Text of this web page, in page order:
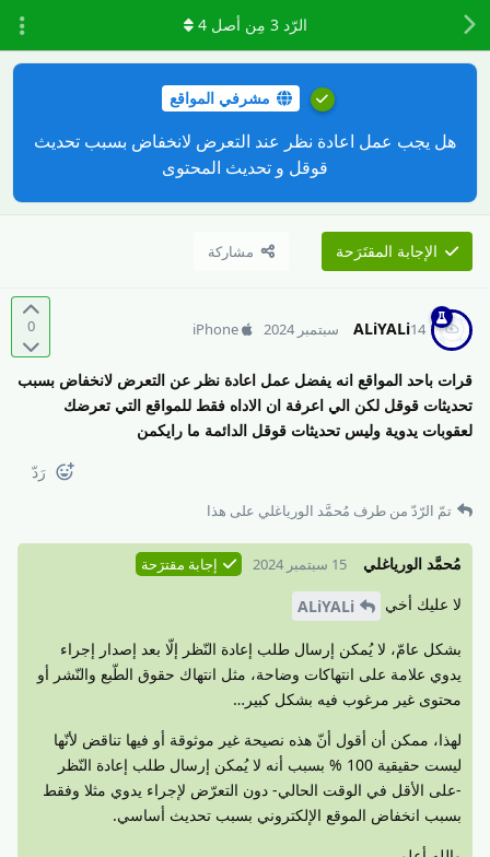
مشرفي المواقع
هل يجب عمل اعادة نظر عند التعرض لانخفاض بسبب تحديث
قوقل و تحديث المحتوى
الإجابة المقتَرَحة مشاركة
الرّد3 مِن أصل4
0 ALiYALi14 سبتمبر 2024 iPhone
قرات باحد المواقع انه يفضل عمل اعادة نظر عن التعرض لانخفاض بسبب
تحديثات قوقل لكن الي اعرفة ان الاداه فقط للمواقع التي تعرضك
لعقوبات يدوية وليس تحديثات قوقل الدائمة ما رايكمن
رَدّ
تمّ الرّدّ من طرف مُحمَّد الورياغلي على هذا
مُحمَّد الورياغلي 15 سبتمبر 2024 إجابة مقترَحة
لا عليك أخي ALiYALi
بشكل عامّ، لا يُمكن إرسال طلب إعادة النّظر إلّا بعد إصدار إجراء
يدوي علامة على انتهاكات وضاحة، مثل انتهاك حقوق الطّبع والنّشر أو
محتوى غير مرغوب فيه بشكل كبير…
لهذا، ممكن أن أقول أنّ هذه نصيحة غير موثوقة أو فيها تناقض لأنّها
ليست حقيقية 100 % بسبب أنه لا يُمكن إرسال طلب إعادة النّظر
-على الأقل في الوقت الحالي- دون التعرّض لإجراء يدوي مثلا وفقط
بسبب انخفاض الموقع الإلكتروني بسبب تحديث أساسي.